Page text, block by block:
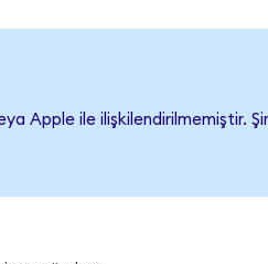
Apple ile ilişkilendirilmemiştir.